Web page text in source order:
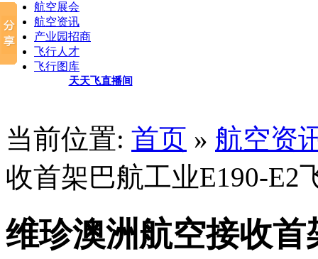
航空展会
航空资讯
产业园招商
飞行人才
飞行图库
天天飞直播间
当前位置: 首页 » 航空资
收首架巴航工业E190-E2
维珍澳洲航空接收首